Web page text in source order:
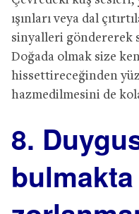
ışınları veya dal
sinyalleri göndererek
Doğada olmak size
hissettireceğinden
hazmedilmesini de
8.
bulmakta